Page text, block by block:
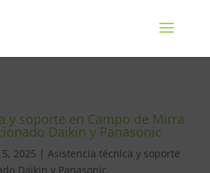
y soporte en Campo de Mirra
Daikin y Panasonic
2025 |Asistencia técnica y soporte
Daikin y Panasonic